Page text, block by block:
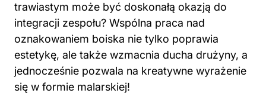
trawiastym może być doskonałą okazją do
integracji zespołu? Wspólna praca nad
oznakowaniem boiska nie tylko poprawia
estetykę, ale także wzmacnia ducha drużyny, a
jednocześnie pozwala na kreatywne wyrażenie
się w formie malarskiej!